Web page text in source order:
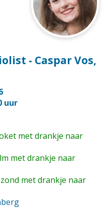
- Caspar Vos,
uur
met drankje naar
met drankje naar
met drankje naar